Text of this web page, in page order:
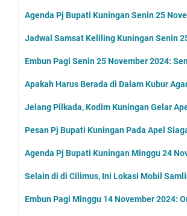
Agenda Pj Bupati Kuningan Senin 25
Jadwal Samsat Keliling Kuningan Senin
Embun Pagi Senin 25 November 2024:
Apakah Harus Berada di Dalam Kubur
Jelang Pilkada, Kodim Kuningan Gelar
Pesan Pj Bupati Kuningan Pada Apel
Agenda Pj Bupati Kuningan Minggu 24
Selain di di Cilimus, Ini Lokasi Mobil
Embun Pagi Minggu 14 November 2024: